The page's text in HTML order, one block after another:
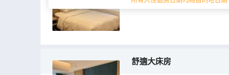
舒適大床房